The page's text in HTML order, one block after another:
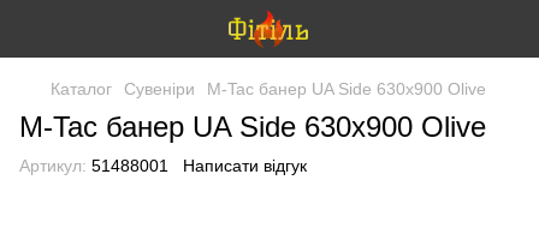
Каталог Сувеніри M-Tac банер UA Side 630x900 Olive
M-Tac банер UA Side 630x900 Olive
Артикул: 51488001 Написати відгук